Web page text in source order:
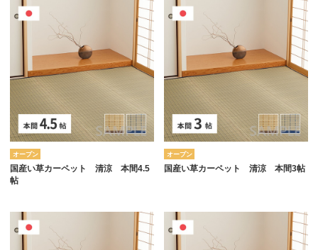
オープン
国産い草カーペット 清涼 本間4.5
帖
オープン
国産い草カーペット 清涼 本間3帖